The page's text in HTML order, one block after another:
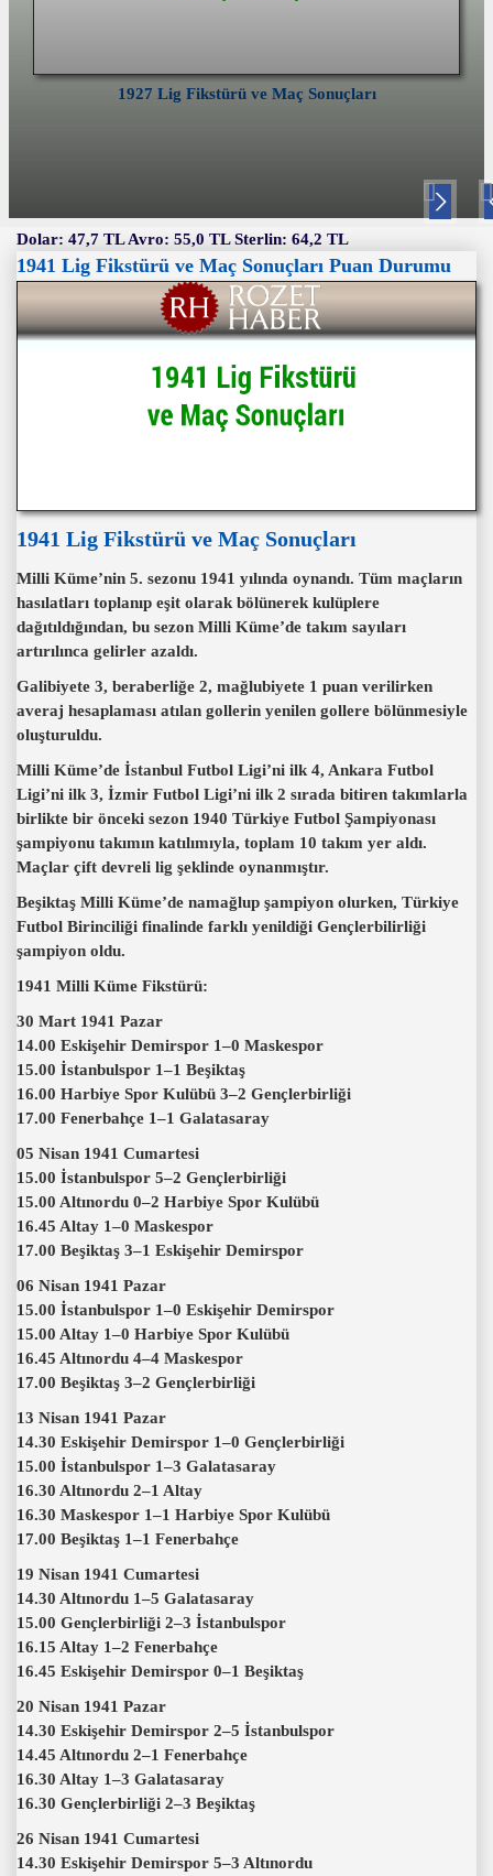
1927 Lig Fikstürü ve Maç Sonuçları
Nex
Dolar: 47,7 TL Avro: 55,0 TL Sterlin: 64,2 TL
1941 Lig Fikstürü ve Maç Sonuçları Puan Durumu
1941 Lig Fikstürü ve Maç Sonuçları
Milli Küme’nin 5. sezonu 1941 yılında oynandı. Tüm maçların
hasılatları toplanıp eşit olarak bölünerek kulüplere
dağıtıldığından, bu sezon Milli Küme’de takım sayıları
artırılınca gelirler azaldı.
Galibiyete 3, beraberliğe 2, mağlubiyete 1 puan verilirken
averaj hesaplaması atılan gollerin yenilen gollere bölünmesiyle
oluşturuldu.
Milli Küme’de İstanbul Futbol Ligi’ni ilk 4, Ankara Futbol
Ligi’ni ilk 3, İzmir Futbol Ligi’ni ilk 2 sırada bitiren takımlarla
birlikte bir önceki sezon 1940 Türkiye Futbol Şampiyonası
şampiyonu takımın katılımıyla, toplam 10 takım yer aldı.
Maçlar çift devreli lig şeklinde oynanmıştır.
Beşiktaş Milli Küme’de namağlup şampiyon olurken, Türkiye
Futbol Birinciliği finalinde farklı yenildiği Gençlerbilirliği
şampiyon oldu.
1941 Milli Küme Fikstürü:
30 Mart 1941 Pazar
14.00 Eskişehir Demirspor 1–0 Maskespor
15.00 İstanbulspor 1–1 Beşiktaş
16.00 Harbiye Spor Kulübü 3–2 Gençlerbirliği
17.00 Fenerbahçe 1–1 Galatasaray
05 Nisan 1941 Cumartesi
15.00 İstanbulspor 5–2 Gençlerbirliği
15.00 Altınordu 0–2 Harbiye Spor Kulübü
16.45 Altay 1–0 Maskespor
17.00 Beşiktaş 3–1 Eskişehir Demirspor
06 Nisan 1941 Pazar
15.00 İstanbulspor 1–0 Eskişehir Demirspor
15.00 Altay 1–0 Harbiye Spor Kulübü
16.45 Altınordu 4–4 Maskespor
17.00 Beşiktaş 3–2 Gençlerbirliği
13 Nisan 1941 Pazar
14.30 Eskişehir Demirspor 1–0 Gençlerbirliği
15.00 İstanbulspor 1–3 Galatasaray
16.30 Altınordu 2–1 Altay
16.30 Maskespor 1–1 Harbiye Spor Kulübü
17.00 Beşiktaş 1–1 Fenerbahçe
19 Nisan 1941 Cumartesi
14.30 Altınordu 1–5 Galatasaray
15.00 Gençlerbirliği 2–3 İstanbulspor
16.15 Altay 1–2 Fenerbahçe
16.45 Eskişehir Demirspor 0–1 Beşiktaş
20 Nisan 1941 Pazar
14.30 Eskişehir Demirspor 2–5 İstanbulspor
14.45 Altınordu 2–1 Fenerbahçe
16.30 Altay 1–3 Galatasaray
16.30 Gençlerbirliği 2–3 Beşiktaş
26 Nisan 1941 Cumartesi
14.30 Eskişehir Demirspor 5–3 Altınordu